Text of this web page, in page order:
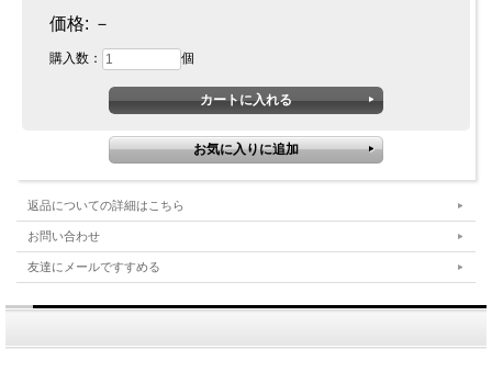
価格: －
購入数： 個
返品についての詳細はこちら
お問い合わせ
友達にメールですすめる